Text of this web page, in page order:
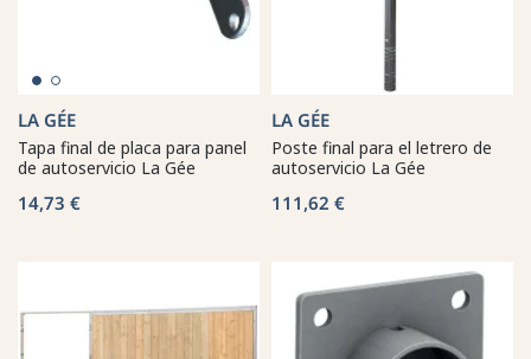
LA GÉE
Tapa final de placa para panel
de autoservicio La Gée
14,73 €
LA GÉE
Poste final para el letrero de
autoservicio La Gée
111,62 €